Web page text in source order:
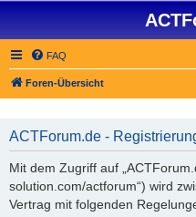
FAQ
Foren-Übersicht
ACTForum.de -
Mit dem Zugriff auf
solution.com/actforum“) wird
Vertrag mit folgenden